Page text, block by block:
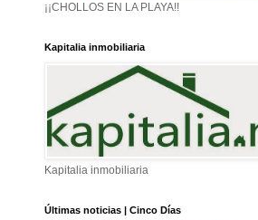
¡¡CHOLLOS EN LA PLAYA!!
Kapitalia inmobiliaria
Kapitalia inmobiliaria
Últimas noticias | Cinco Días